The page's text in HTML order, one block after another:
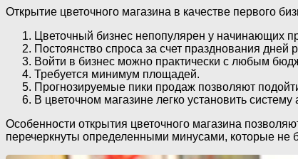
Открытие цветочного магазина в качестве первого
Цветочный бизнес непопулярен у начинающих
Постоянство спроса за счет празднования дней
Войти в бизнес можно практически с любым
Требуется минимум площадей.
Прогнозируемые пики продаж позволяют
В цветочном магазине легко установить систему
Особенности открытия цветочного магазина
перечеркнуты определенными минусами, которые не